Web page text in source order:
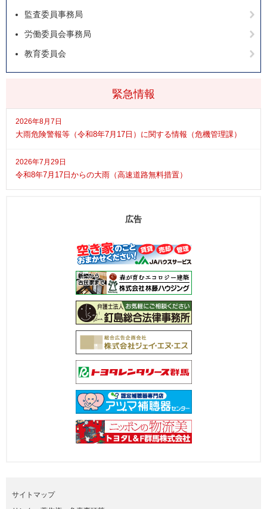
緊急情報
2026年8月7日
大雨危険警報等（令和8年7月17日）に関する情報（危機管理課）
2026年7月29日
令和8年7月17日からの大雨（高速道路無料措置）
監査委員事務局
労働委員会事務局
教育委員会
広告
サイトマップ